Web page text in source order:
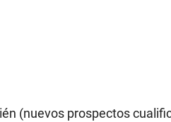
(nuevos prospectos